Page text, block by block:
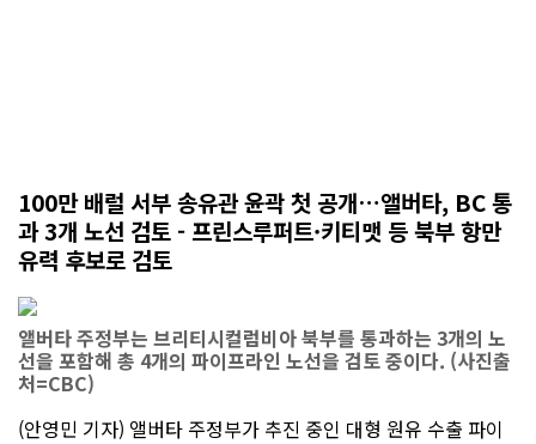
100만 배럴 서부 송유관 윤곽 첫 공개…앨버타, BC 통
과 3개 노선 검토 - 프린스루퍼트·키티맷 등 북부 항만
유력 후보로 검토
앨버타 주정부는 브리티시컬럼비아 북부를 통과하는 3개의 노
선을 포함해 총 4개의 파이프라인 노선을 검토 중이다. (사진출
처=CBC)
(안영민 기자) 앨버타 주정부가 추진 중인 대형 원유 수출 파이